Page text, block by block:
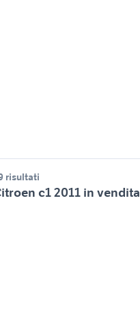
risultati
c1 2011 in vendita